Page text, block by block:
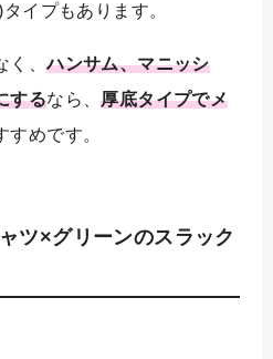
イプもあります。
く、ハンサム、マニッシ
するなら、厚底タイプでメ
すめです。
ツ×グリーンのスラック